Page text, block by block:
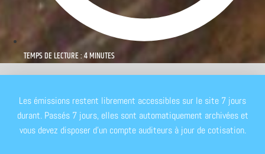
TEMPS DE LECTURE : 4 MINUTES
Les émissions restent librement accessibles sur le site 7 jours
durant. Passés 7 jours, elles sont automatiquement archivées et
vous devez disposer d'un compte auditeurs à jour de cotisation.